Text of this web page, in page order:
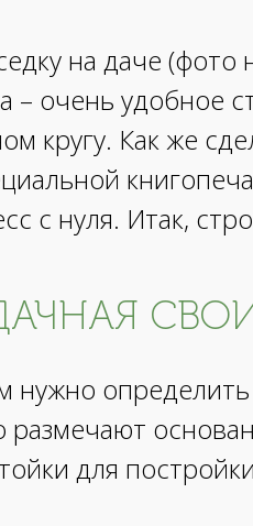
на даче
– очень удобное
кругу. Как же
с нуля. Итак,
нужно
для